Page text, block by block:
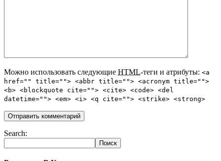
Можно использовать следующие HTML-теги и атрибуты: <a
href="" title=""> <abbr title=""> <acronym title="">
<b> <blockquote cite=""> <cite> <code> <del
datetime=""> <em> <i> <q cite=""> <strike> <strong>
Search: